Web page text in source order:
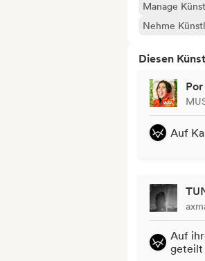
Manage
Nehme
Diesen
Auf
Auf
geteilt